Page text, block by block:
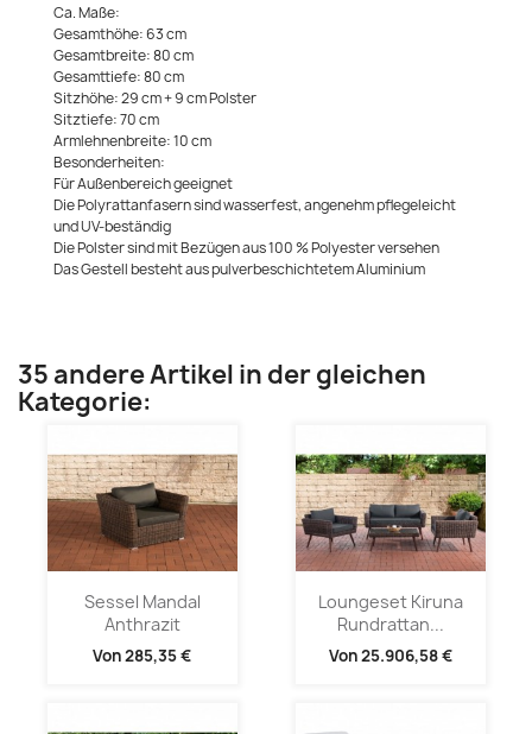
Ca. Maße:
Gesamthöhe: 63 cm
Gesamtbreite: 80 cm
Gesamttiefe: 80 cm
Sitzhöhe: 29 cm + 9 cm Polster
Sitztiefe: 70 cm
Armlehnenbreite: 10 cm
Besonderheiten:
Für Außenbereich geeignet
Die Polyrattanfasern sind wasserfest, angenehm pflegeleicht
und UV-beständig
Die Polster sind mit Bezügen aus 100 % Polyester versehen
Das Gestell besteht aus pulverbeschichtetem Aluminium
35 andere Artikel in der gleichen
Kategorie:
Sessel Mandal
Anthrazit
Von285,35 €
Loungeset Kiruna
Rundrattan...
Von25.906,58 €